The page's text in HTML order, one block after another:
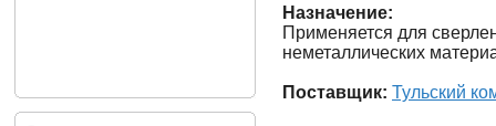
Назначение:
Применяется для
неметаллических
Поставщик: Тульский